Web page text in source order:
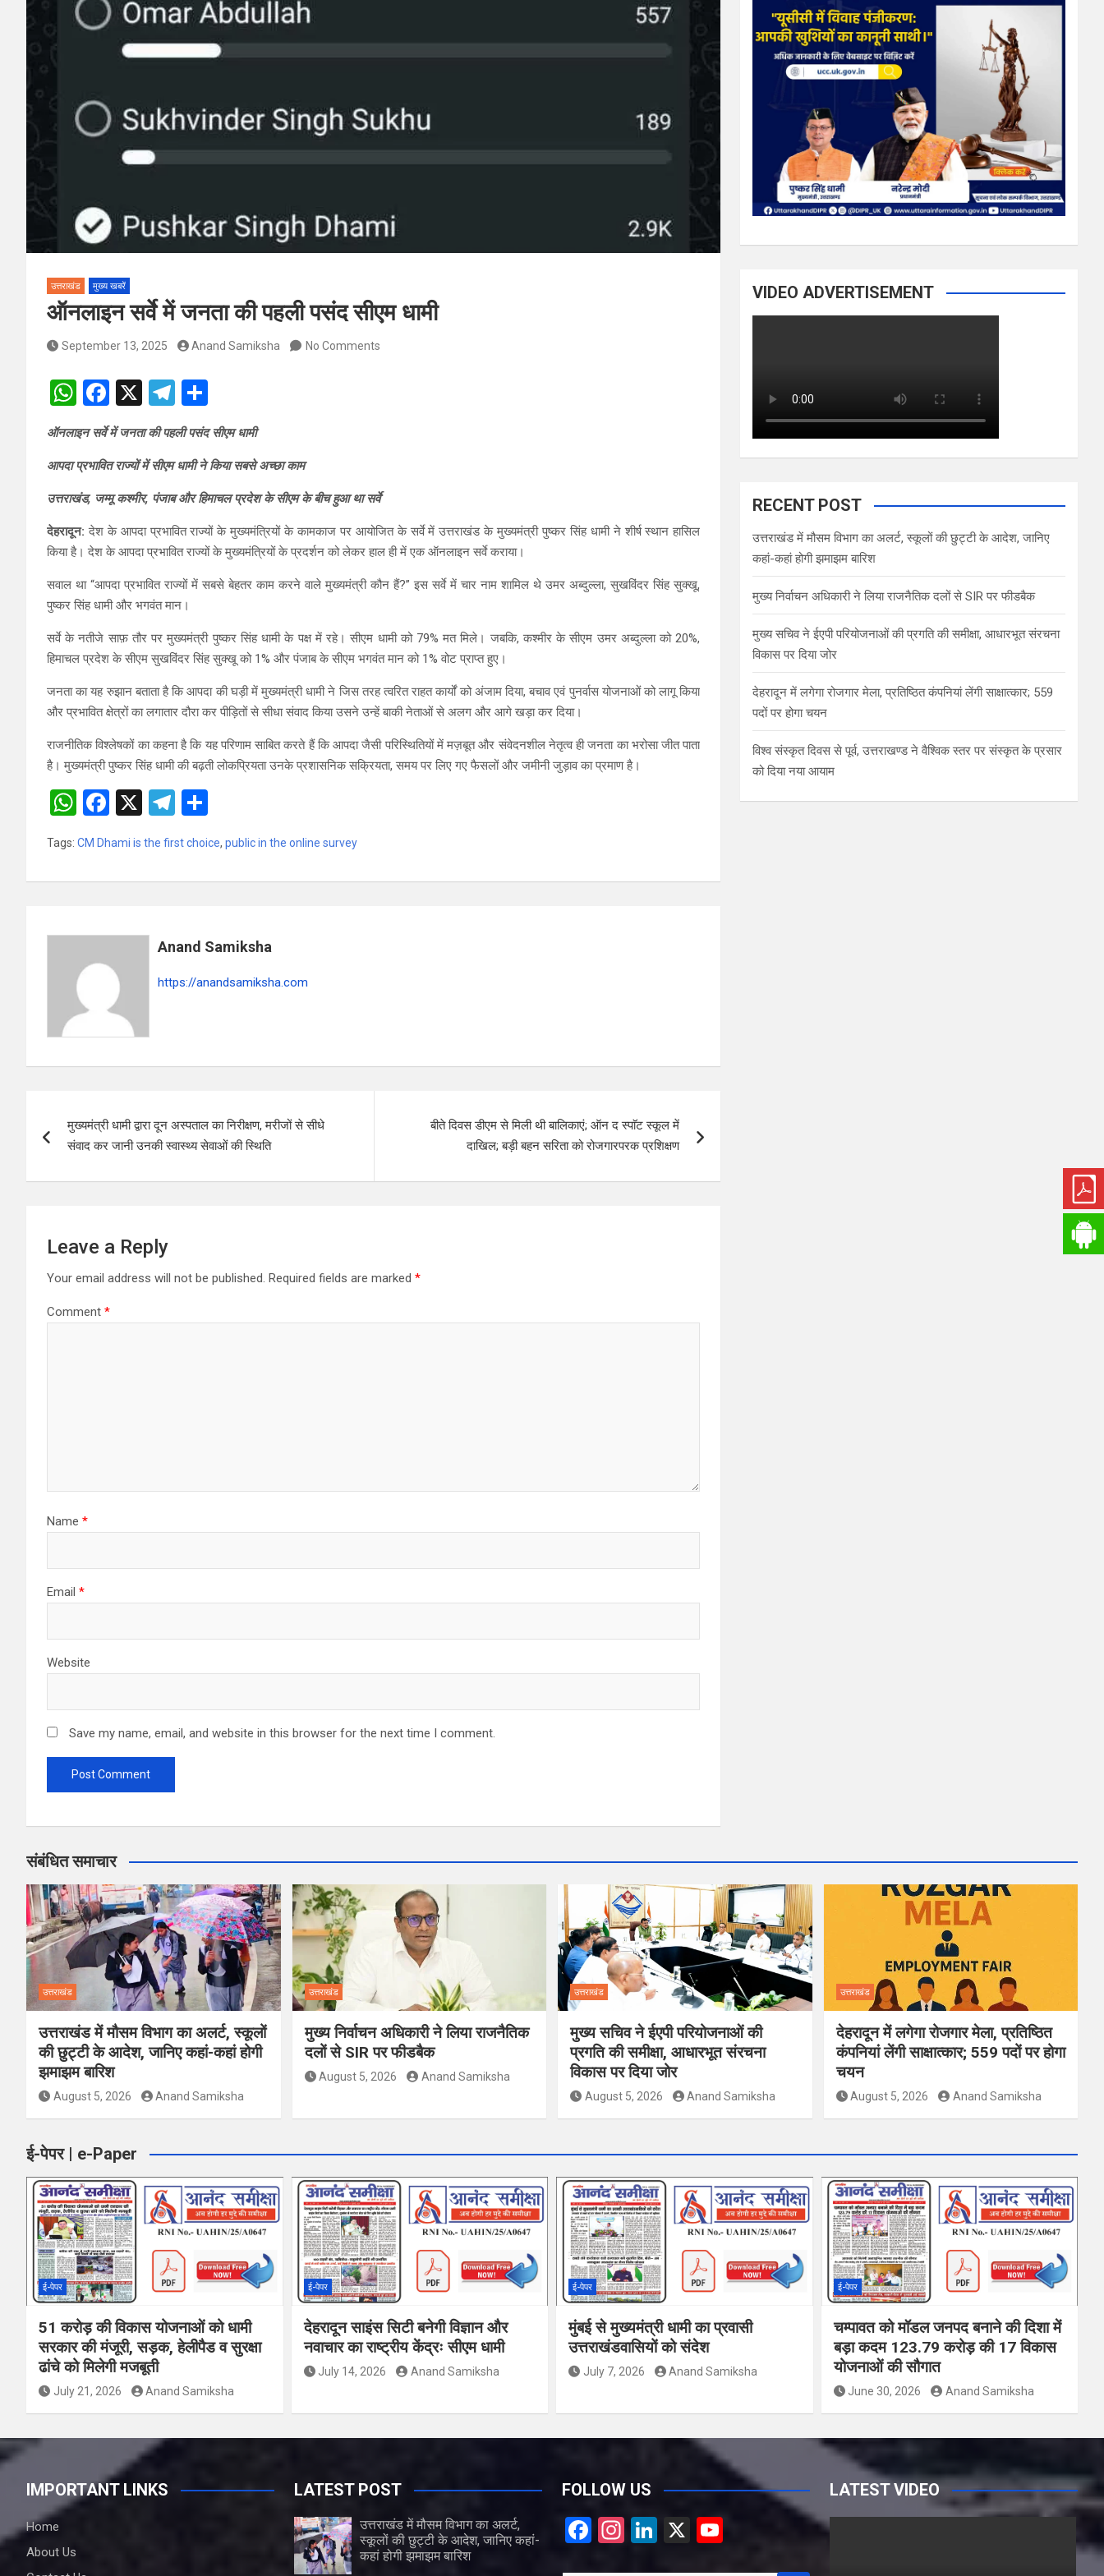
उत्तराखंड मुख्य खबरें
ऑनलाइन सर्वे में जनता की पहली पसंद सीएम धामी
September 13, 2025 Anand Samiksha No Comments
W
at
s
A
p
p
F
a
ce
b
o
o
k
X
T
el
e
gr
a
m
h
ar
e
ऑनलाइन सर्वे में जनता की पहली पसंद सीएम धामी
आपदा प्रभावित राज्यों में सीएम धामी ने किया सबसे अच्छा काम
उत्तराखंड, जम्मू कश्मीर, पंजाब और हिमाचल प्रदेश के सीएम के बीच हुआ था सर्वे
देहरादून: देश के आपदा प्रभावित राज्यों के मुख्यमंत्रियों के कामकाज पर आयोजित के सर्वे में उत्तराखंड के मुख्यमंत्री पुष्कर सिंह धामी ने शीर्ष स्थान हासिल
किया है। देश के आपदा प्रभावित राज्यों के मुख्यमंत्रियों के प्रदर्शन को लेकर हाल ही में एक ऑनलाइन सर्वे कराया।
सवाल था “आपदा प्रभावित राज्यों में सबसे बेहतर काम करने वाले मुख्यमंत्री कौन हैं?” इस सर्वे में चार नाम शामिल थे उमर अब्दुल्ला, सुखविंदर सिंह सुक्खू,
पुष्कर सिंह धामी और भगवंत मान।
सर्वे के नतीजे साफ़ तौर पर मुख्यमंत्री पुष्कर सिंह धामी के पक्ष में रहे। सीएम धामी को 79% मत मिले। जबकि, कश्मीर के सीएम उमर अब्दुल्ला को 20%,
हिमाचल प्रदेश के सीएम सुखविंदर सिंह सुक्खू को 1% और पंजाब के सीएम भगवंत मान को 1% वोट प्राप्त हुए।
जनता का यह रुझान बताता है कि आपदा की घड़ी में मुख्यमंत्री धामी ने जिस तरह त्वरित राहत कार्यों को अंजाम दिया, बचाव एवं पुनर्वास योजनाओं को लागू किया
और प्रभावित क्षेत्रों का लगातार दौरा कर पीड़ितों से सीधा संवाद किया उसने उन्हें बाकी नेताओं से अलग और आगे खड़ा कर दिया।
राजनीतिक विश्लेषकों का कहना है कि यह परिणाम साबित करते हैं कि आपदा जैसी परिस्थितियों में मज़बूत और संवेदनशील नेतृत्व ही जनता का भरोसा जीत पाता
है। मुख्यमंत्री पुष्कर सिंह धामी की बढ़ती लोकप्रियता उनके प्रशासनिक सक्रियता, समय पर लिए गए फैसलों और जमीनी जुड़ाव का प्रमाण है।
W
at
s
p
p
F
ce
b
o
k
X
T
e
gr
ar
e
Tags: CM Dhami is the first choice, public in the online survey
Anand Samiksha
https://anandsamiksha.com
s
मुख्यमंत्री धामी द्वारा दून अस्पताल का निरीक्षण, मरीजों से सीधे
संवाद कर जानी उनकी स्वास्थ्य सेवाओं की स्थिति
बीते दिवस डीएम से मिली थी बालिकाएं; ऑन द स्पाॅट स्कूल में
दाखिल; बड़ी बहन सरिता को रोजगारपरक प्रशिक्षण
Leave a Reply
Your email address will not be published. Required fields are marked *
Comment *
Name *
Email *
Website
Save my name, email, and website in this browser for the next time I comment.
VIDEO ADVERTISEMENT
RECENT POST
उत्तराखंड में मौसम विभाग का अलर्ट, स्कूलों की छुट्टी के आदेश, जानिए
कहां-कहां होगी झमाझम बारिश
मुख्य निर्वाचन अधिकारी ने लिया राजनैतिक दलों से SIR पर फीडबैक
मुख्य सचिव ने ईएपी परियोजनाओं की प्रगति की समीक्षा, आधारभूत संरचना
विकास पर दिया जोर
देहरादून में लगेगा रोजगार मेला, प्रतिष्ठित कंपनियां लेंगी साक्षात्कार; 559
पदों पर होगा चयन
विश्व संस्कृत दिवस से पूर्व, उत्तराखण्ड ने वैश्विक स्तर पर संस्कृत के प्रसार
को दिया नया आयाम
संबंधित समाचार
उत्तराखंड
उत्तराखंड में मौसम विभाग का अलर्ट, स्कूलों
की छुट्टी के आदेश, जानिए कहां-कहां होगी
झमाझम बारिश
August 5, 2026 Anand Samiksha
उत्तराखंड
मुख्य निर्वाचन अधिकारी ने लिया राजनैतिक
दलों से SIR पर फीडबैक
August 5, 2026 Anand Samiksha
उत्तराखंड
मुख्य सचिव ने ईएपी परियोजनाओं की
प्रगति की समीक्षा, आधारभूत संरचना
विकास पर दिया जोर
August 5, 2026 Anand Samiksha
उत्तराखंड
देहरादून में लगेगा रोजगार मेला, प्रतिष्ठित
कंपनियां लेंगी साक्षात्कार; 559 पदों पर होगा
चयन
August 5, 2026 Anand Samiksha
ई-पेपर | e-Paper
ई-पेपर
51 करोड़ की विकास योजनाओं को धामी
सरकार की मंजूरी, सड़क, हेलीपैड व सुरक्षा
ढांचे को मिलेगी मजबूती
July 21, 2026 Anand Samiksha
ई-पेपर
देहरादून साइंस सिटी बनेगी विज्ञान और
नवाचार का राष्ट्रीय केंद्रः सीएम धामी
July 14, 2026 Anand Samiksha
ई-पेपर
मुंबई से मुख्यमंत्री धामी का प्रवासी
उत्तराखंडवासियों को संदेश
July 7, 2026 Anand Samiksha
ई-पेपर
चम्पावत को मॉडल जनपद बनाने की दिशा में
बड़ा कदम 123.79 करोड़ की 17 विकास
योजनाओं की सौगात
June 30, 2026 Anand Samiksha
IMPORTANT LINKS
Home
About Us
LATEST POST
उत्तराखंड में मौसम विभाग का अलर्ट,
स्कूलों की छुट्टी के आदेश, जानिए कहां-
कहां होगी झमाझम बारिश
FOLLOW US
F
In
Li
X
LATEST VIDEO